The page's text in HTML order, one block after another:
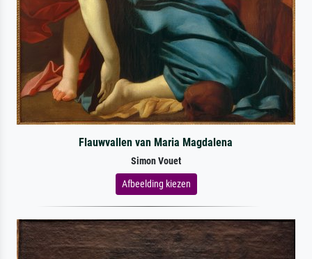
Flauwvallen van Maria Magdalena
Simon Vouet
Afbeelding kiezen